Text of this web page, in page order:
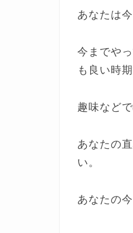
あなたは
今までや
も良い時
趣味など
あなたの
い。
あなたの